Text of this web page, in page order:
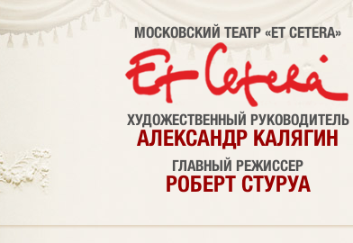
МОСКОВСКИЙ ТЕАТР «ET CETERA»
ХУДОЖЕСТВЕННЫЙ РУКОВОДИТЕЛЬ
АЛЕКСАНДР КАЛЯГИН
ГЛАВНЫЙ РЕЖИССЕР
РОБЕРТ СТУРУА